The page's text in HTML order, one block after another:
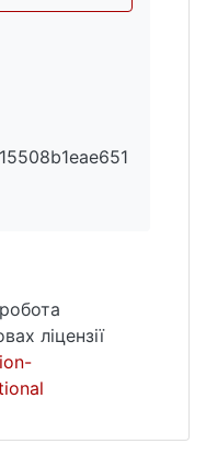
аналіз.
даних.
ліцензії